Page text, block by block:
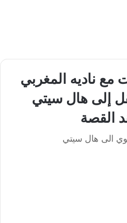
مع ناديه المغربي
إلى هال سيتي
القصة
الى هال سيتي